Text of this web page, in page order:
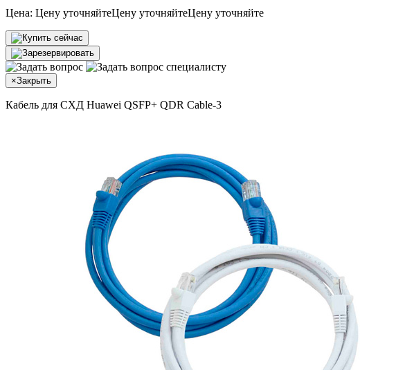
Цена: Цену уточняйтеЦену уточняйтеЦену уточняйте
×Закрыть
Кабель для СХД Huawei QSFP+ QDR Cable-3